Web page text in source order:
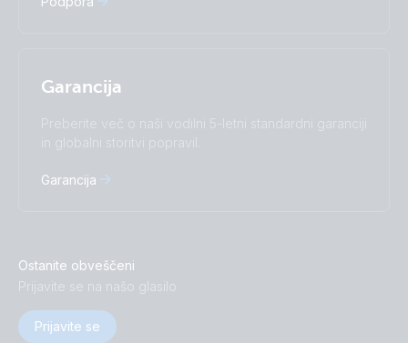
中國人
Garancija
Preberite več o naši vodilni 5-letni standardni garanciji
in globalni storitvi popravil.
Garancija
Ostanite obveščeni
Prijavite se na našo glasilo
Prijavite se